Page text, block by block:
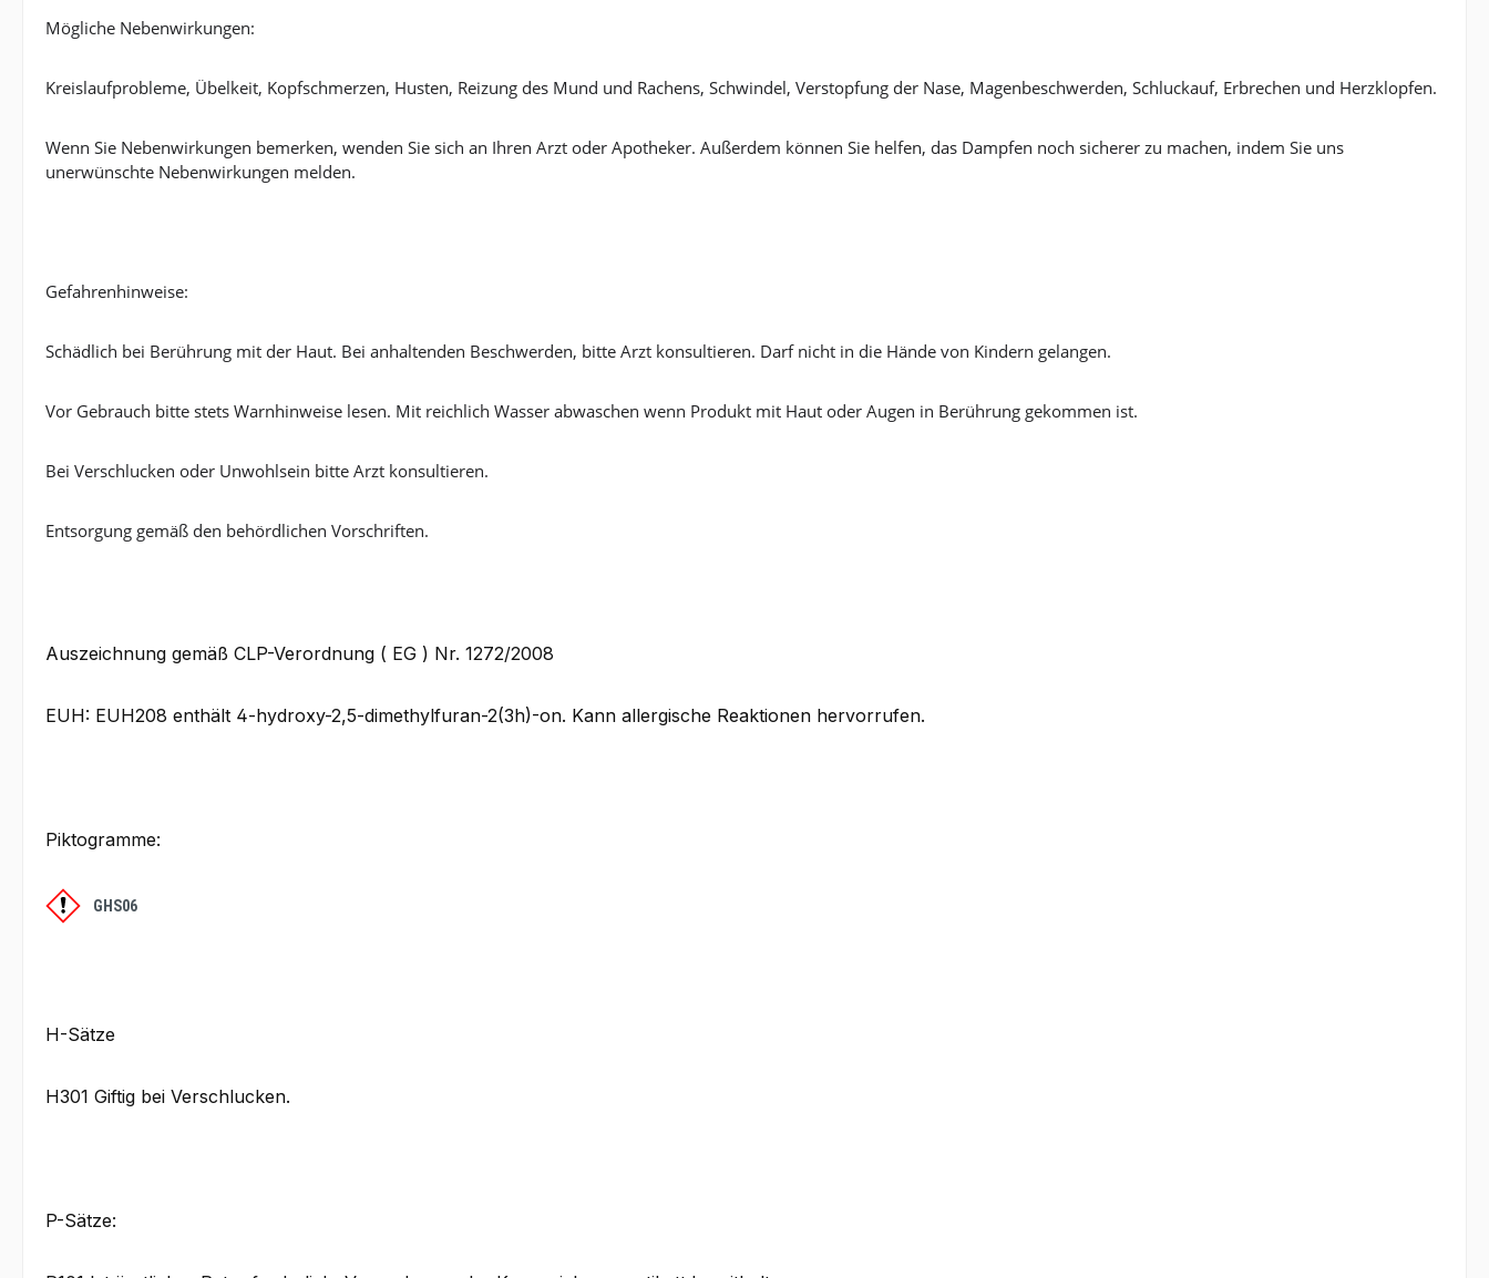
Mögliche Nebenwirkungen:
Kreislaufprobleme, Übelkeit, Kopfschmerzen, Husten, Reizung des Mund und Rachens, Schwindel, Verstopfung der Nase, Magenbeschwerden, Schluckauf, Erbrechen und Herzklopfen.
Wenn Sie Nebenwirkungen bemerken, wenden Sie sich an Ihren Arzt oder Apotheker. Außerdem können Sie helfen, das Dampfen noch sicherer zu machen, indem Sie uns
unerwünschte Nebenwirkungen melden.
Gefahrenhinweise:
Schädlich bei Berührung mit der Haut. Bei anhaltenden Beschwerden, bitte Arzt konsultieren. Darf nicht in die Hände von Kindern gelangen.
Vor Gebrauch bitte stets Warnhinweise lesen. Mit reichlich Wasser abwaschen wenn Produkt mit Haut oder Augen in Berührung gekommen ist.
Bei Verschlucken oder Unwohlsein bitte Arzt konsultieren.
Entsorgung gemäß den behördlichen Vorschriften.
Auszeichnung gemäß CLP-Verordnung ( EG ) Nr. 1272/2008
EUH: EUH208 enthält 4-hydroxy-2,5-dimethylfuran-2(3h)-on. Kann allergische Reaktionen hervorrufen.
Piktogramme:
GHS06
H-Sätze
H301 Giftig bei Verschlucken.
P-Sätze: